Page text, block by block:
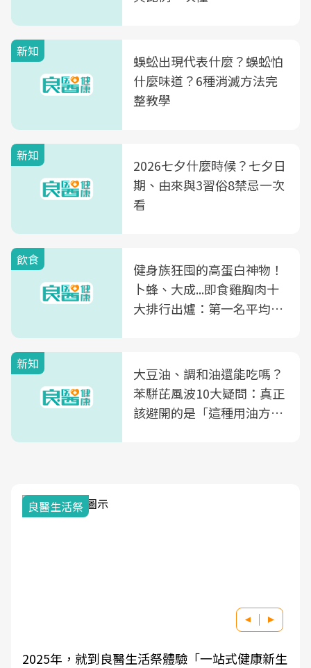
新知
蜈蚣出現代表什麼？蜈蚣怕
什麼味道？6種消滅方法完
整教學
新知
2026七夕什麼時候？七夕日
期、由來與3習俗8禁忌一次
看
飲食
健身族狂囤的高蛋白神物！
卜蜂、大成...即食雞胸肉十
大排行出爐：第一名平均一
新知
大豆油、調和油還能吃嗎？
苯駢芘風波10大疑問：真正
該避開的是「這種用油方
良醫生活祭
2025年，就到良醫生活祭體驗「一站式健康新生